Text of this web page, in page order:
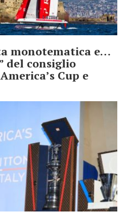
monotematica e…
del consiglio
Cup e